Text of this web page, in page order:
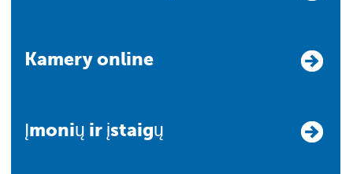
Kamery online
Įmonių ir įstaigų